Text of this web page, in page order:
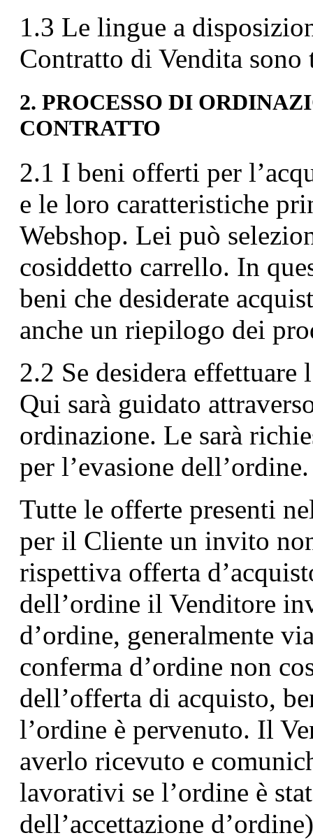
1.3 Le lingue a
Contratto di Vendita sono
2. PROCESSO DI
CONTRATTO
2.1 I beni offerti per
e le loro caratteristiche
Webshop. Lei può
cosiddetto carrello. In
beni che desiderate
anche un riepilogo dei
2.2 Se desidera
Qui sarà guidato
ordinazione. Le sarà
per l’evasione dell’ordine.
Tutte le offerte presenti
per il Cliente un invito
rispettiva offerta
dell’ordine il Venditore
d’ordine, generalmente
conferma d’ordine non
dell’offerta di acquisto,
l’ordine è pervenuto. Il
averlo ricevuto e
lavorativi se l’ordine è
dell’accettazione